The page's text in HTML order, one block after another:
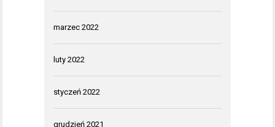
marzec 2022
luty 2022
styczeń 2022
grudzień 2021